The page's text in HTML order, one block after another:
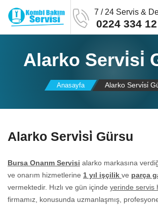
7 / 24 Servis &
0224 334
Alarko Servi̇si̇
Anasayfa Alarko Servi̇si̇
Alarko Servi̇si̇ Gürsu
Bursa Onarım Servisi alarko markasına
ve onarım hizmetlerine 1 yıl işçilik ve parça
vermektedir. Hızlı ve gün içinde yerinde servis
firmamız, konusunda uzmanlaşmış,